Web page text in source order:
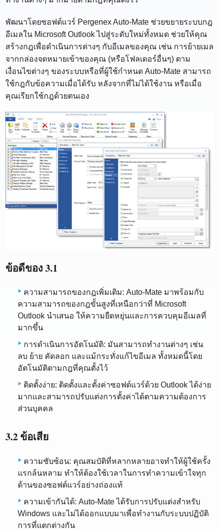
พัฒนาโดยซอฟต์แวร์ Pergenex Auto-Mate ช่วยขยายระบบกฎ
อีเมลใน Microsoft Outlook ไปสู่ระดับใหม่ทั้งหมด ช่วยให้คุณ
สร้างกฎเพื่อดำเนินการต่างๆ กับอีเมลของคุณ เช่น การย้ายเมล
จากกล่องจดหมายเข้าของคุณ (หรือโฟลเดอร์อื่นๆ) ตาม
เงื่อนไขต่างๆ ของระบบหรือที่ผู้ใช้กำหนด Auto-Mate สามารถ
ใช้กฎกับข้อความเมื่อได้รับ หลังจากที่ไม่ได้ใช้งาน หรือเมื่อ
คุณเรียกใช้กฎด้วยตนเอง
ข้อดีของ 3.1
ความสามารถของกฎเพิ่มเติม: Auto-Mate มาพร้อมกับ
ความสามารถของกฎขั้นสูงที่เหนือกว่าที่ Microsoft
Outlook นำเสนอ ให้ความยืดหยุ่นและการควบคุมอีเมลที่
มากขึ้น
การดำเนินการอัตโนมัติ: มันสามารถทำงานต่างๆ เช่น
ลบ ย้าย คัดลอก และแม้กระทั่งแก้ไขอีเมล ทั้งหมดนี้โดย
อัตโนมัติตามกฎที่คุณตั้งไว้
ติดตั้งง่าย: ติดตั้งและตั้งค่าซอฟต์แวร์ด้วย Outlook ได้ง่าย
มากและสามารถปรับแต่งการตั้งค่าได้ตามความต้องการ
ส่วนบุคคล
3.2 ข้อเสีย
ความซับซ้อน: คุณสมบัติที่หลากหลายอาจทำให้ผู้ใช้ครั้ง
แรกล้นหลาม ทำให้ต้องใช้เวลาในการทำความเข้าใจทุก
ด้านของซอฟต์แวร์อย่างถ่องแท้
ความเข้ากันได้: Auto-Mate ได้รับการปรับแต่งสำหรับ
Windows และไม่ได้ออกแบบมาเพื่อทำงานกับระบบปฏิบัติ
การที่แตกต่างกัน